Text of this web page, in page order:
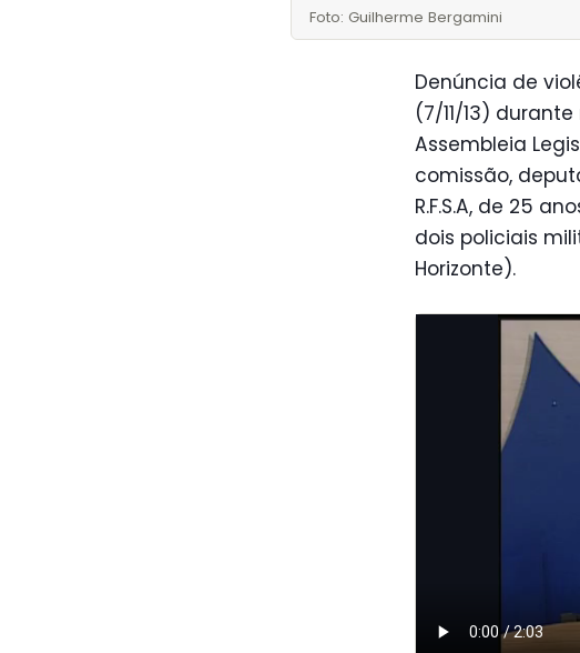
Foto: Guilherme Bergamini
Denúncia de
(7/11/13)
Assembleia
comissão,
R.F.S.A, de 25
dois policiais
Horizonte).